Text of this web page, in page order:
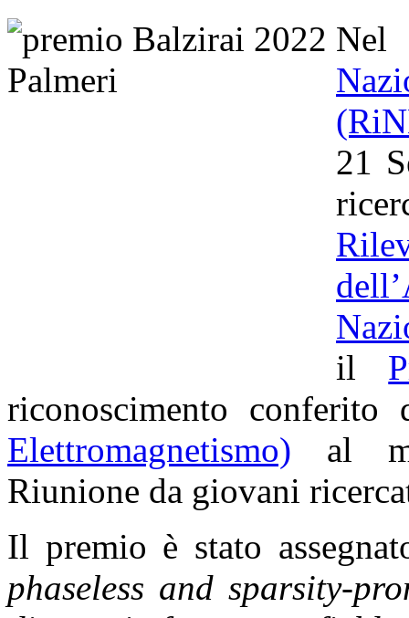
21
il
riconoscimento
Elettromagnetismo) al
Riunione da giovani
Il premio è stato
phaseless and sparsity-